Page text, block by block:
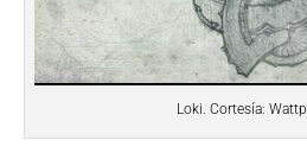
Loki. Cortesía: